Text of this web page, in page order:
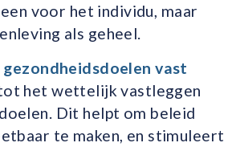
voor het individu, maar
als geheel.
vast
het wettelijk vastleggen
Dit helpt om beleid
te maken, en stimuleert